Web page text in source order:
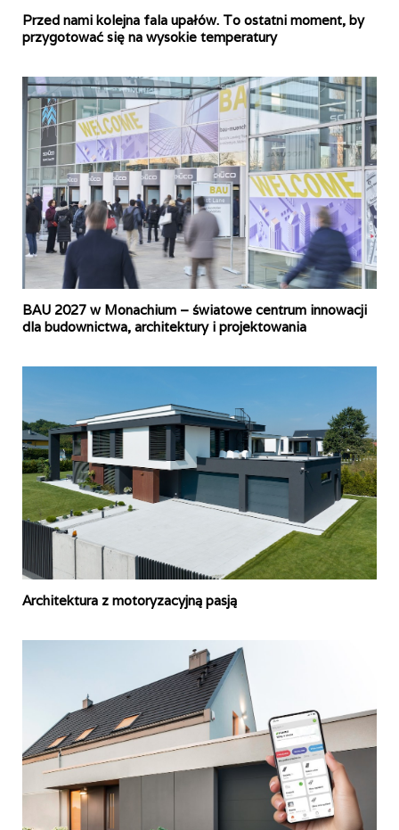
Przed nami kolejna fala upałów. To ostatni moment, by
przygotować się na wysokie temperatury
BAU 2027 w Monachium – światowe centrum innowacji
dla budownictwa, architektury i projektowania
Architektura z motoryzacyjną pasją